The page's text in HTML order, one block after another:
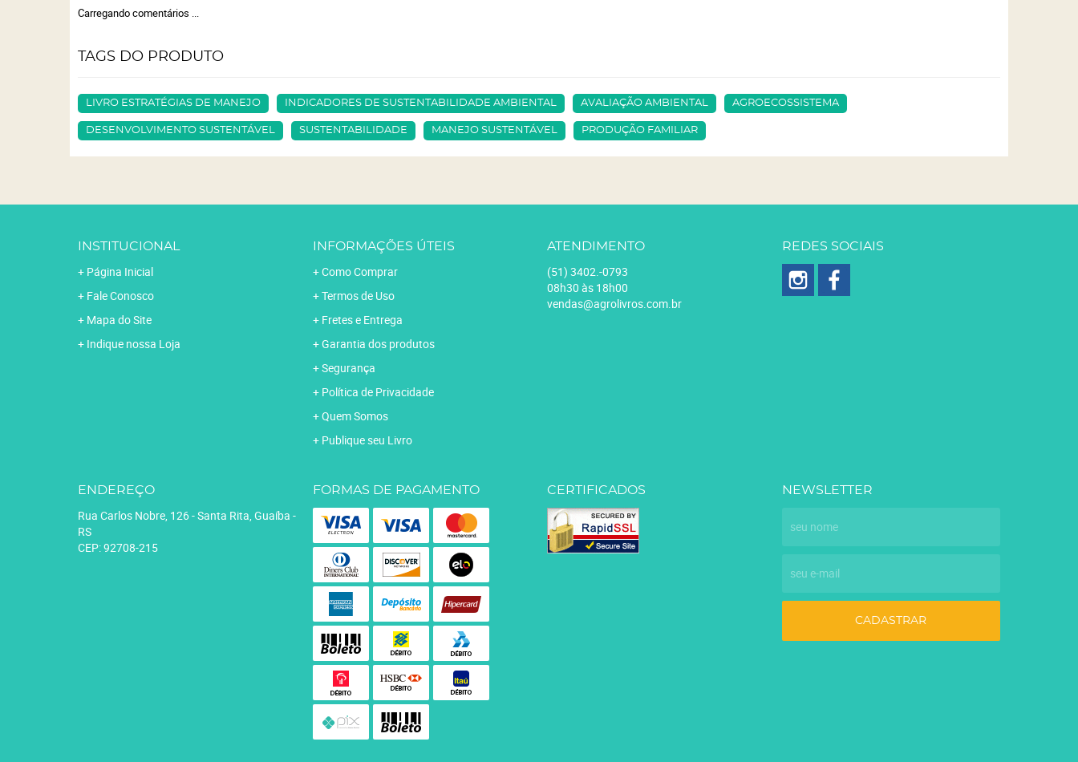
Carregando comentários ...
TAGS DO PRODUTO
LIVRO ESTRATÉGIAS DE MANEJO INDICADORES DE SUSTENTABILIDADE AMBIENTAL AVALIAÇÃO AMBIENTAL AGROECOSSISTEMA
DESENVOLVIMENTO SUSTENTÁVEL SUSTENTABILIDADE MANEJO SUSTENTÁVEL PRODUÇÃO FAMILIAR
INSTITUCIONAL
Página Inicial
Fale Conosco
Mapa do Site
Indique nossa Loja
INFORMAÇÕES ÚTEIS
Como Comprar
Termos de Uso
Fretes e Entrega
Garantia dos produtos
Segurança
Política de Privacidade
Quem Somos
Publique seu Livro
ATENDIMENTO
(51) 3402.-0793
08h30 às 18h00
vendas@agrolivros.com.br
REDES SOCIAIS
ENDEREÇO
Rua Carlos Nobre, 126-Santa Rita, Guaíba -
RS
CEP: 92708-215
FORMAS DE PAGAMENTO CERTIFICADOS NEWSLETTER
CADASTRAR